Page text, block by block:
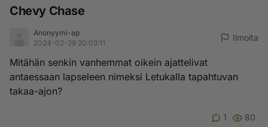
Chevy Chase
Anonyymi-ap
2024-02-29 20:03:11
Ilmoita
Mitähän senkin vanhemmat oikein ajattelivat
antaessaan lapseleen nimeksi Letukalla tapahtuvan
takaa-ajon?
1 80